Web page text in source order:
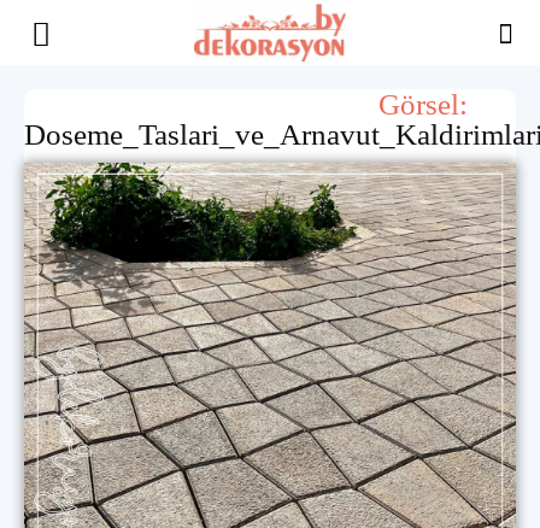
Yaşam
Alanınıza
İlham
Görsel: